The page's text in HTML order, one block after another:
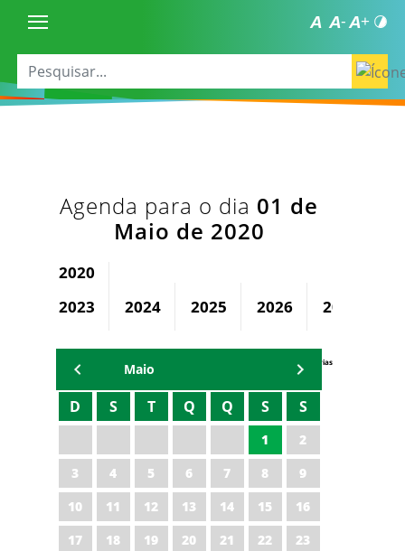
Agenda para o dia 01 de
Maio de 2020
2020
2023
2024 2025 2026 2027
Agenda Secretárias
Maio
D S T Q Q S S
1
2
3
4 5 6 7 8
9
10
11 12 13 14 15
16
17
18 19 20 21 22
23